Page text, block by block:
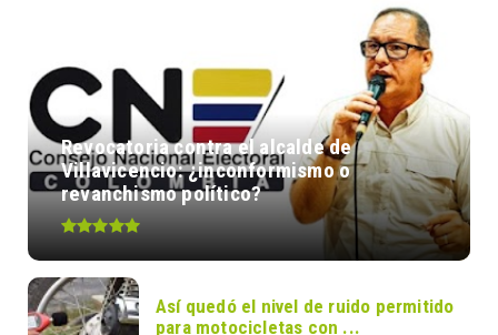
Revocatoria contra el alcalde de
Villavicencio: ¿inconformismo o
revanchismo político?
Así quedó el nivel de ruido permitido
para motocicletas con ...